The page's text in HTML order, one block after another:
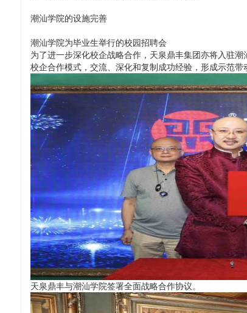
潮汕学院的设施完善
潮汕学院为毕业生举行的校园招聘会
为了进一步深化校企战略合作，天泉鼎丰集团亦将入驻
校企合作模式，交流、深化和复制成功经验，形成示范
天泉鼎丰与潮汕学院签署全面战略合作协议。